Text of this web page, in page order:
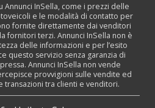
Annunci InSella, come i prezzi delle
e le modalità di contatto per
fornite direttamente dai venditori
fornitori terzi. Annunci InSella non è
delle informazioni e per l’esito
questo servizio senza garanzia di
Annunci InSella non vende
provvigioni sulle vendite ed
transazioni tra clienti e venditori.